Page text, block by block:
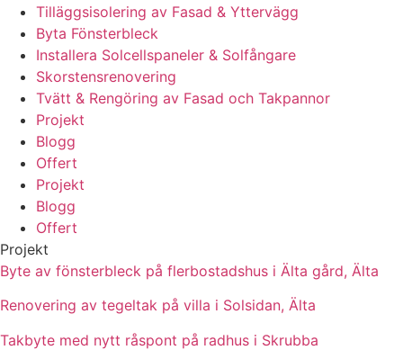
Tilläggsisolering av Fasad & Yttervägg
Byta Fönsterbleck
Installera Solcellspaneler & Solfångare
Skorstensrenovering
Tvätt & Rengöring av Fasad och Takpannor
Projekt
Blogg
Offert
Projekt
Blogg
Offert
Projekt
Byte av fönsterbleck på flerbostadshus i Älta gård, Älta
Renovering av tegeltak på villa i Solsidan, Älta
Takbyte med nytt råspont på radhus i Skrubba